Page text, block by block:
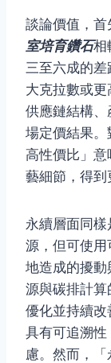
談論價值，首
室培育鑽石相
三至六成的
大克拉數或
供應鏈結構
場定價結果
高性價比」意
藝細節，得到
永續層面同
源，但可使
地造成的擾
源與碳排計算
優化並持續改
具有可追溯
慮。然而，